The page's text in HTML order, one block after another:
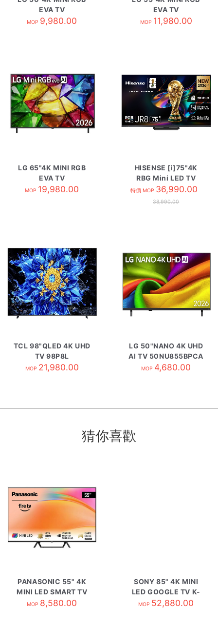
EVA TV
50MRG85BCA
MOP 9,980.00
EVA TV
55MRG85BCA
MOP 11,980.00
LG 65"4K MINI RGB
EVA TV
65MRG85BCA
MOP 19,980.00
HISENSE [i]75"4K
RBG Mini LED TV
75UR8S
特價 MOP 36,990.00
38,990.00
TCL 98"QLED 4K UHD
TV 98P8L
MOP 21,980.00
LG 50"NANO 4K UHD
AI TV 50NU855BPCA
MOP 4,680.00
猜你喜歡
PANASONIC 55" 4K
MINI LED SMART TV
TV-55W95BGH
MOP 8,580.00
SONY 85" 4K MINI
LED GOOGLE TV K-
85XR70
MOP 52,880.00